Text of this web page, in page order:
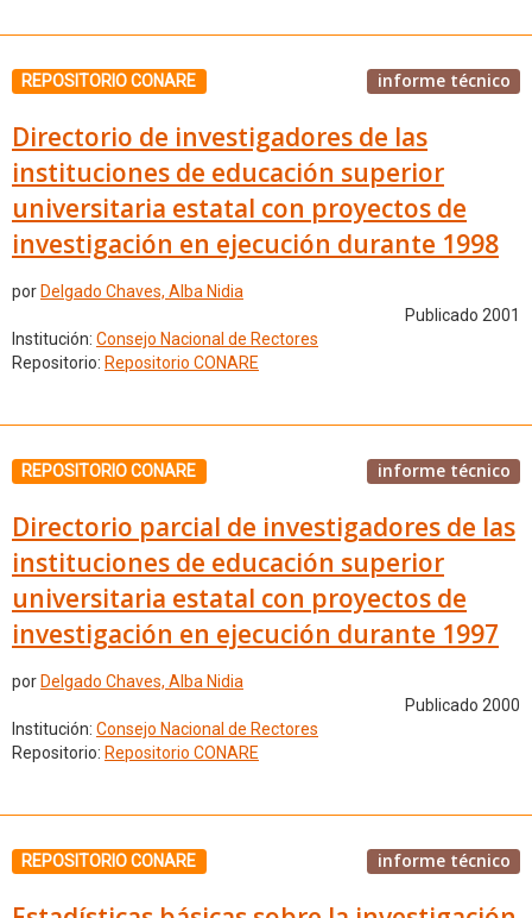
REPOSITORIO CONARE informe técnico
Directorio de investigadores de las
instituciones de educación superior
universitaria estatal con proyectos de
investigación en ejecución durante 1998
por Delgado Chaves, Alba Nidia
Publicado 2001
Institución: Consejo Nacional de Rectores
Repositorio: Repositorio CONARE
REPOSITORIO CONARE informe técnico
Directorio parcial de investigadores de las
instituciones de educación superior
universitaria estatal con proyectos de
investigación en ejecución durante 1997
por Delgado Chaves, Alba Nidia
Publicado 2000
Institución: Consejo Nacional de Rectores
Repositorio: Repositorio CONARE
REPOSITORIO CONARE informe técnico